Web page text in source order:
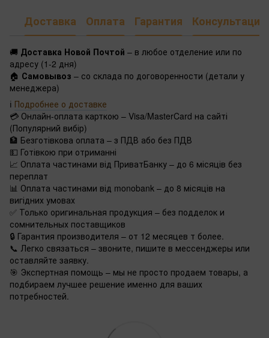
Доставка Оплата Гарантия Консультация
🚚 Доставка Новой Почтой – в любое отделение или по
адресу (1-2 дня)
🏠 Самовывоз – со склада по договоренности (детали у
менеджера)
ℹ️ Подробнее о доставке
💳 Онлайн-оплата карткою – Visa/MasterCard на сайті
(Популярний вибір)
🏦 Безготівкова оплата – з ПДВ або без ПДВ
💵 Готівкою при отриманні
📈 Оплата частинами від ПриватБанку – до 6 місяців без
переплат
📊 Оплата частинами від monobank – до 8 місяців на
вигідних умовах
✅ Только оригинальная продукция – без подделок и
сомнительных поставщиков
🔒 Гарантия производителя – от 12 месяцев т более.
📞 Легко связаться – звоните, пишите в мессенджеры или
оставляйте заявку.
🎯 Экспертная помощь – мы не просто продаем товары, а
подбираем лучшее решение именно для ваших
потребностей.